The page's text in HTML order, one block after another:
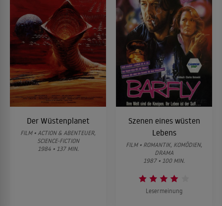
Der Wüstenplanet
FILM • ACTION & ABENTEUER,
SCIENCE-FICTION
1984 • 137 MIN.
Szenen eines wüsten
Lebens
FILM • ROMANTIK, KOMÖDIEN,
DRAMA
1987 • 100 MIN.
Lesermeinung